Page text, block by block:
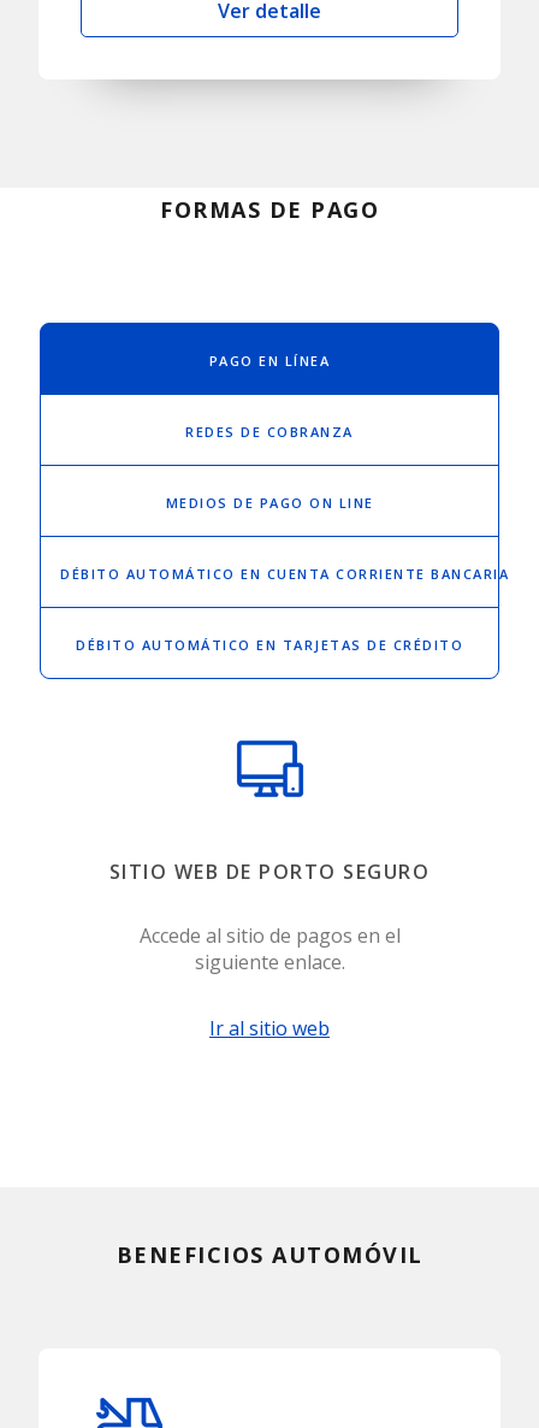
Ver detalle
FORMAS DE PAGO
PAGO EN LÍNEA
REDES DE COBRANZA
MEDIOS DE PAGO ON LINE
DÉBITO AUTOMÁTICO EN CUENTA CORRIENTE BANCARIA
DÉBITO AUTOMÁTICO EN TARJETAS DE CRÉDITO
SITIO WEB DE PORTO SEGURO
Accede al sitio de pagos en el
siguiente enlace.
Ir al sitio web
BENEFICIOS AUTOMÓVIL